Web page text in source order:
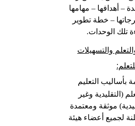
– أهدافها – مهامها
– خطة تطوير
تلك الوحدات.
والتسهيلات
بأساليب التعليم
(التقليدية وغير
موثقة ومعتمدة
لجميع أعضاء هيئة